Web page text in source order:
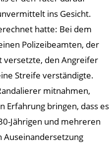
ins Gesicht.
hatte: Bei dem
Polizeibeamten, der
versetzte, den Angreifer
Streife verständigte.
mitnahmen,
Erfahrung bringen, dass es
Jährigen und mehreren
Auseinandersetzung